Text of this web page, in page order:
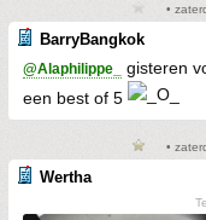
•
BarryBangkok
@Alaphilippe_
gisteren
een best of 5
•
Wertha